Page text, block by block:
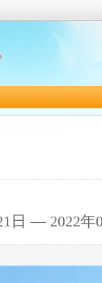
日 — 2022年